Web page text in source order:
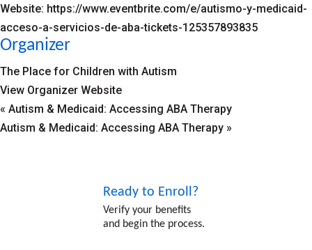
Website: https://www.eventbrite.com/e/autismo-y-medicaid-
acceso-a-servicios-de-aba-tickets-125357893835
Organizer
The Place for Children with Autism
View Organizer Website
« Autism & Medicaid: Accessing ABA Therapy
Autism & Medicaid: Accessing ABA Therapy »
Ready to Enroll?
Verify your benefits
and begin the process.